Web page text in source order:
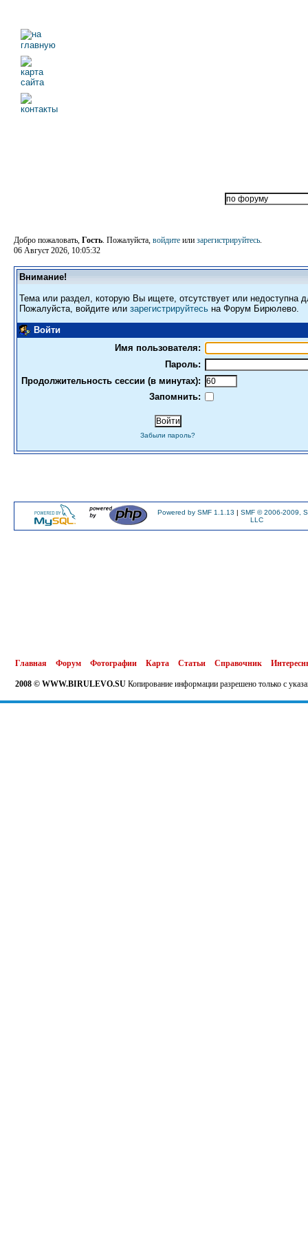
Добро пожаловать, Гость. Пожалуйста, войдите или зарегистрируйтесь.
06 Август 2026, 10:05:32
Внимание!
Тема или раздел, которую Вы ищете, отсутствует или недоступна
Пожалуйста, войдите или зарегистрируйтесь на Форум Бирюлево.
Войти
Имя пользователя:
Пароль:
Продолжительность сессии (в минутах):
Запомнить:
Забыли пароль?
Powered by SMF 1.1.13 | SMF © 2006-2009,
LLC
Главная Форум Фотографии Карта Статьи Справочник
2008 © WWW.BIRULEVO.SU Копирование информации разрешено только с